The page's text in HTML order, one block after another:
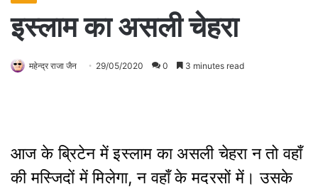
इस्लाम का असली चेहरा
महेन्द्र राजा जैन 29/05/2020 0 3 minutes read
आज के ब्रिटेन में इस्लाम का असली चेहरा न तो वहाँ
की मस्जिदों में मिलेगा, न वहाँ के मदरसों में। उसके